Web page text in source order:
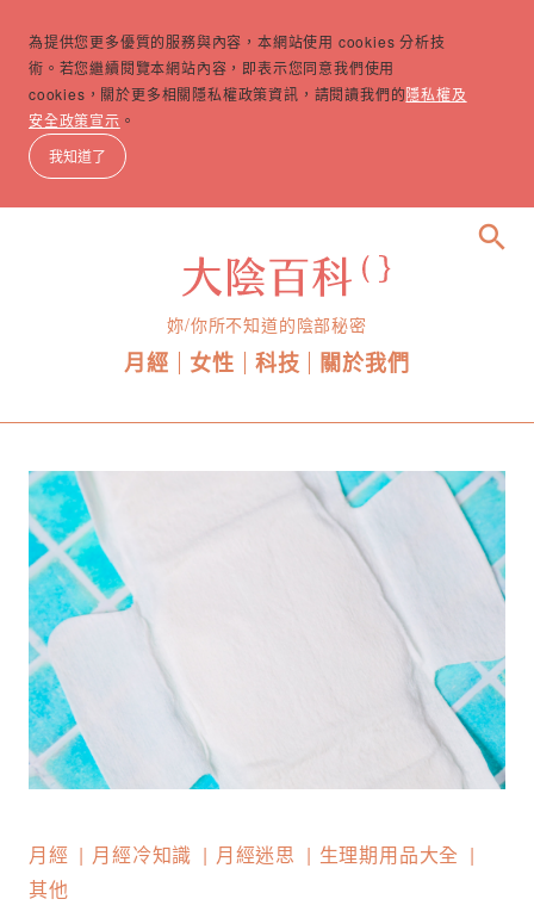
為提供您更多優質的服務與內容，本網站使用 cookies 分析技
術。若您繼續閱覽本網站內容，即表示您同意我們使用
cookies，關於更多相關隱私權政策資訊，請閱讀我們的隱私權及
安全政策宣示 。
我知道了
妳/你所不知道的陰部秘密
月經 女性 科技 關於我們
search
月經 月經冷知識 月經迷思
生理期用品大全
其他